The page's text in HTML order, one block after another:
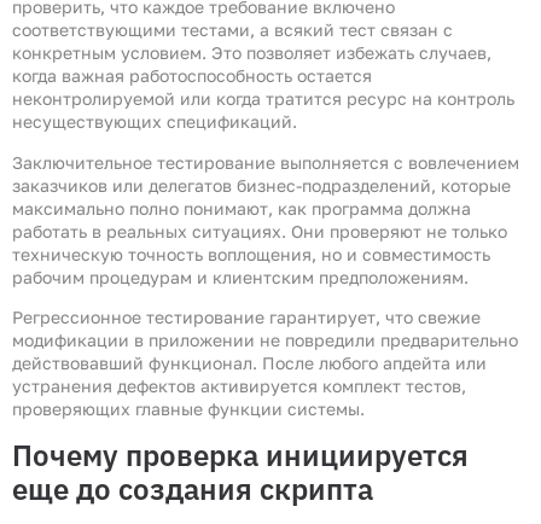
проверить, что каждое требование включено
соответствующими тестами, а всякий тест связан с
конкретным условием. Это позволяет избежать случаев,
когда важная работоспособность остается
неконтролируемой или когда тратится ресурс на контроль
несуществующих спецификаций.
Заключительное тестирование выполняется с вовлечением
заказчиков или делегатов бизнес-подразделений, которые
максимально полно понимают, как программа должна
работать в реальных ситуациях. Они проверяют не только
техническую точность воплощения, но и совместимость
рабочим процедурам и клиентским предположениям.
Регрессионное тестирование гарантирует, что свежие
модификации в приложении не повредили предварительно
действовавший функционал. После любого апдейта или
устранения дефектов активируется комплект тестов,
проверяющих главные функции системы.
Почему проверка инициируется
еще до создания скрипта